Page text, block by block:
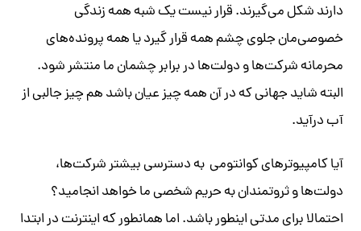
دارند شکل می‌گیرند. قرار نیست یک شبه همه زندگی
خصوصی‌مان جلوی چشم همه قرار گیرد یا همه پرونده‌های
محرمانه شرکت‌ها و دولت‌ها در برابر چشمان ما منتشر شود.
البته شاید جهانی که در آن همه چیز عیان باشد هم چیز جالبی از
آب درآید.
آیا کامپیوترهای کوانتومی به دسترسی بیشتر شرکت‌ها،
دولت‌ها و ثروتمندان به حریم شخصی ما خواهد انجامید؟
احتمالا برای مدتی اینطور باشد. اما همانطور که اینترنت در ابتدا